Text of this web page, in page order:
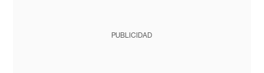
PUBLICIDAD